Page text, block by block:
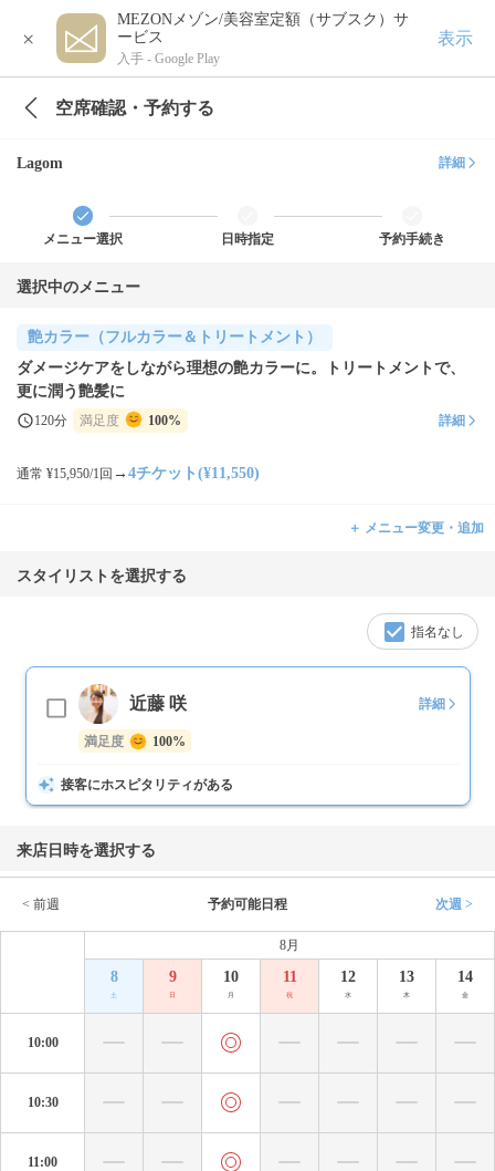
×
MEZONメゾン/美容室定額（サブスク）サ
ービス
入手 - Google Play
表示
空席確認・予約する
Lagom 詳細
メニュー選択 日時指定 予約手続き
選択中のメニュー
艶カラー（フルカラー＆トリートメント）
ダメージケアをしながら理想の艶カラーに。トリートメントで、
更に潤う艶髪に
120分 満足度 100% 詳細
通常 ¥15,950/1回 → 4チケット(¥11,550)
＋ メニュー変更・追加
スタイリストを選択する
指名なし
近藤 咲 詳細
満足度 100%
接客にホスピタリティがある
来店日時を選択する
< 前週 予約可能日程 次週 >
8月
8
土
9
日
10
月
11
祝
12
水
13
木
14
金
10:00
10:30
11:00